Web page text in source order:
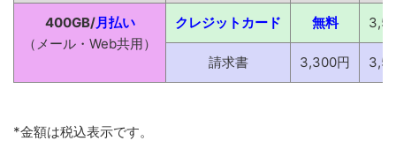
400GB/月払い
（メール・Web共用）
クレジットカード 無料
請求書 3,300円
*金額は税込表示です。